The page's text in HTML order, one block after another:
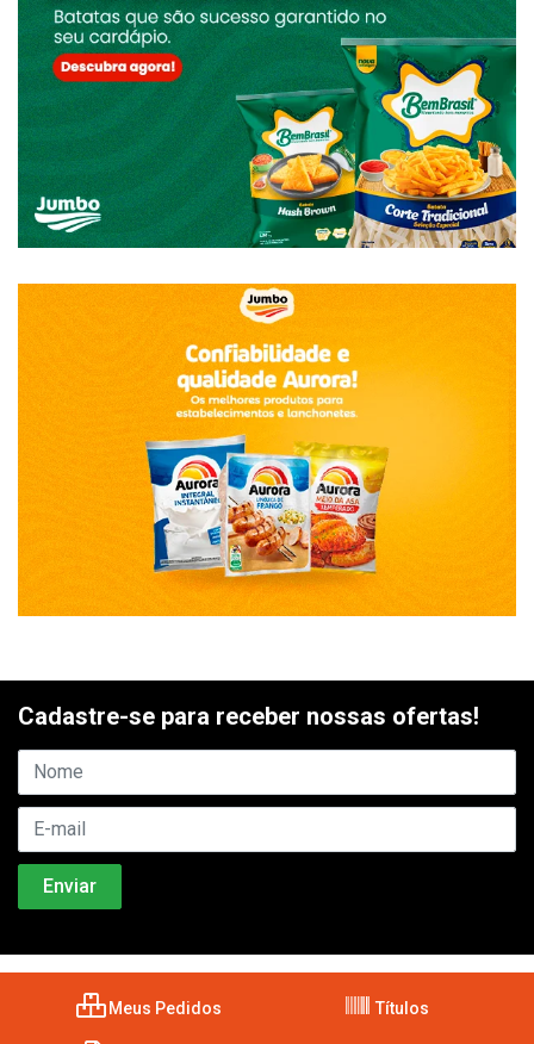
Cadastre-se para receber nossas ofertas!
Meus Pedidos Títulos